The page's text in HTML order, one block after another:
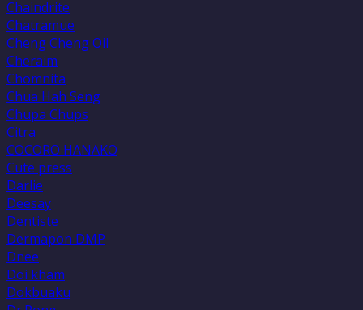
Chaindrite
Chatramue
Cheng Cheng Oil
Cheraim
Chomnita
Chua Hah Seng
Chupa Chups
Citra
COCORO HANAKO
Cute press
Darlie
Deesay
Dentiste
Dermapon DMP
Dnee
Doi kham
Dokbuaku